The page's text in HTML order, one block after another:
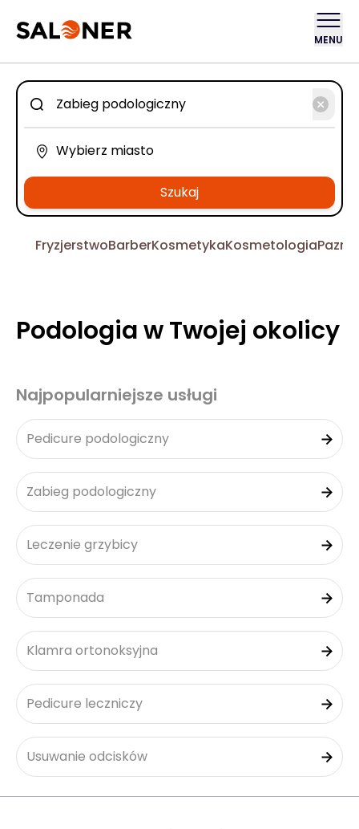
MENU
Szukaj
FryzjerstwoBarberKosmetykaKosmetologia
Podologia w Twojej okolicy
Najpopularniejsze usługi
Pedicure podologiczny
Zabieg podologiczny
Leczenie grzybicy
Tamponada
Klamra ortonoksyjna
Pedicure leczniczy
Usuwanie odcisków